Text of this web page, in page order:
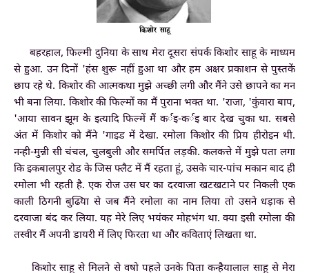
बहरहाल, फिल्मी दुनिया के साथ मेरा दूसरा संपर्क किशोर साहू के माध्यम
से हुआ. उन दिनों 'हंस शुरू नहीं हुआ था और हम अक्षर प्रकाशन से पुस्तकें
छाप रहे थे. किशोर की आत्मकथा मुझे अच्छी लगी और मैंने उसे छापने का मन
भी बना लिया. किशोर की फिल्मों का मैं पुराना भक्त था. 'राजा, 'कुंवारा बाप,
'आया सावन झूम के इत्यादि फिल्में मैं कर्इ-कर्इ बार देख चुका था. सबसे
अंत में किशोर को मैंने 'गाइड में देखा. रमोला किशोर की प्रिय हीरोइन थी.
नन्ही-मुन्नी सी चंचल, चुलबुली और समर्पित लड़की. कलकत्ते में मुझे पता लगा
कि इकबालपुर रोड के जिस फ्लैट में मैं रहता हूं, उसके चार-पांच मकान बाद ही
रमोला भी रहती है. एक रोज उस घर का दरवाजा खटखटाने पर निकली एक
काली ठिगनी बुढि़या से जब मैंने रमोला का नाम लिया तो उसने धड़ाक से
दरवाजा बंद कर लिया. यह मेरे लिए भयंकर मोहभंग था. क्या इसी रमोला की
तस्वीर मैं अपनी डायरी में लिए फिरता था और कविताएं लिखता था.
किशोर साहू से मिलने से वषो पहले उनके पिता कन्हैयालाल साहू से मेरा